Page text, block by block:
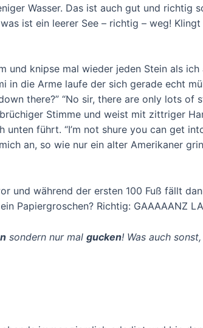
Wasser. Das ist auch gut und richtig
ist ein leerer See – richtig – weg!
und knipse mal wieder jeden Stein als
in die Arme laufe der sich gerade echt
there?” “No sir, there are only lots of
Stimme und weist mit zittriger
unten führt. “I’m not shure you can get
an, so wie nur ein alter Amerikaner
und während der ersten 100 Fuß fällt
Papiergroschen? Richtig: GAAAAANZ
sondern nur mal gucken! Was auch